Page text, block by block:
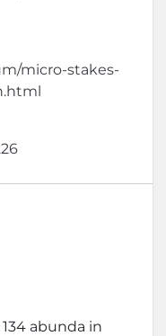
micro-stakes-
abunda in